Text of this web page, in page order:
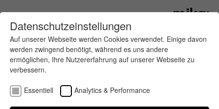
Datenschutzeinstellungen
Auf unserer Webseite werden Cookies verwendet. Einige davon
werden zwingend benötigt, während es uns andere
ermöglichen, Ihre Nutzererfahrung auf unserer Webseite zu
verbessern.
Essentiell Analytics & Performance